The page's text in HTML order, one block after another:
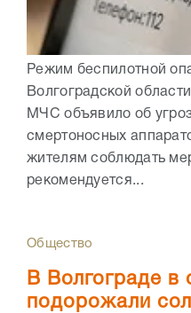
Режим беспилотной
Волгоградской
МЧС объявило об
смертоносных
жителям соблюдать
рекомендуется...
Общество
В Волгограде в
подорожали